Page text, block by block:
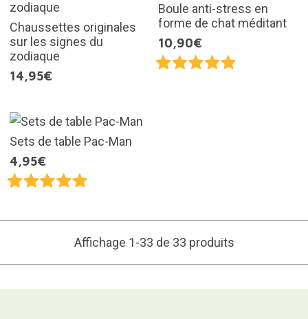
Chaussettes originales
sur les signes du
zodiaque
14,95€
Boule anti-stress en
forme de chat méditant
10,90€
Sets de table Pac-Man
4,95€
Affichage 1-33 de 33 produits